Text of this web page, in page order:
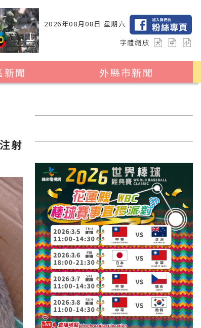
2026年08月08日 星期六
字體縮放
新聞
外縣市新聞
2024暑期夏令營專區
台中市
彰化縣
高雄市
國外報導
台東縣
關山鎮
苗栗縣
其他地區
射